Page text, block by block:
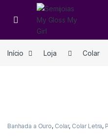
Início Loja Colar
Banhada a Ouro, Colar, Colar Letra,